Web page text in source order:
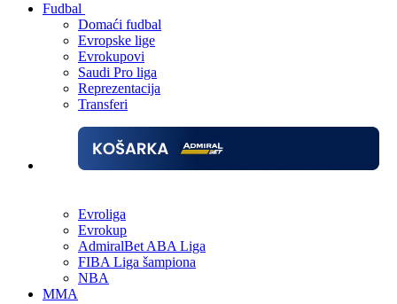
Fudbal
Domaći fudbal
Evropske lige
Evrokupovi
Saudi Pro liga
Reprezentacija
Transferi
Evroliga
Evrokup
AdmiralBet ABA Liga
FIBA Liga šampiona
NBA
MMA